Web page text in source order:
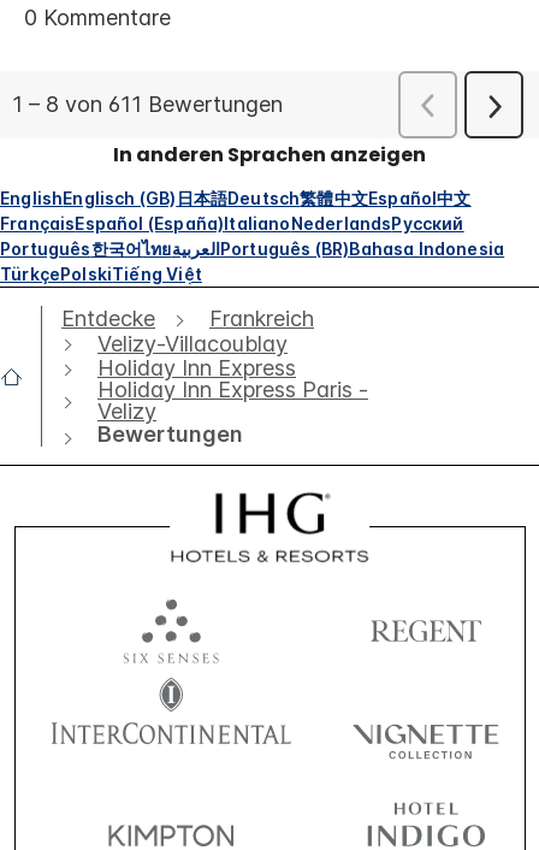
In anderen Sprachen anzeigen
EnglishEnglisch (GB) 日本語Deutsch繁體中文Español中文
FrançaisEspañol (España)ItalianoNederlandsРусский
Português한국어ไทยالعربيةPortuguês (BR)Bahasa Indonesia
TürkçePolskiTiếng Việt
Entdecke
Frankreich
Velizy-Villacoublay
Holiday Inn Express
Holiday Inn Express Paris -
Velizy
Bewertungen